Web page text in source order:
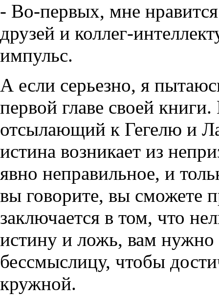
- Во-первых, мне
друзей и коллег-
импульс.
А если серьезно, я
первой главе своей
отсылающий к Гегелю и
истина возникает из
явно неправильное, и
вы говорите, вы сможете
заключается в том, что
истину и ложь, вам нужно
бессмыслицу, чтобы
кружной.